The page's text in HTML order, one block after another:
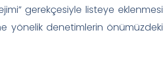
gerekçesiyle listeye eklenmesi
yönelik denetimlerin önümüzdeki